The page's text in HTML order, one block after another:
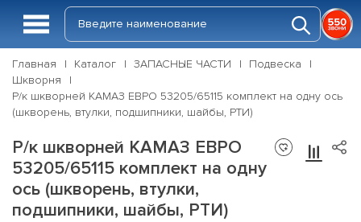
Главная Каталог ЗАПАСНЫЕ ЧАСТИ
Подвеска
Шкворня
Р/к шкворней КАМАЗ ЕВРО 53205/65115 комплект на одну ось
(шкворень, втулки, подшипники, шайбы, РТИ)
Р/к шкворней КАМАЗ ЕВРО
53205/65115 комплект на одну
ось (шкворень, втулки,
подшипники, шайбы, РТИ)